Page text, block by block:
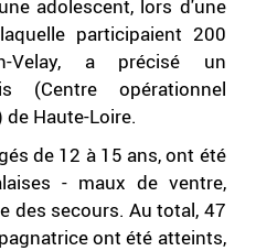
adolescent, lors d'une
participaient 200
Velay, a précisé un
(Centre opérationnel
Haute-Loire.
de 12 à 15 ans, ont été
- maux de ventre,
des secours. Au total, 47
ont été atteints,